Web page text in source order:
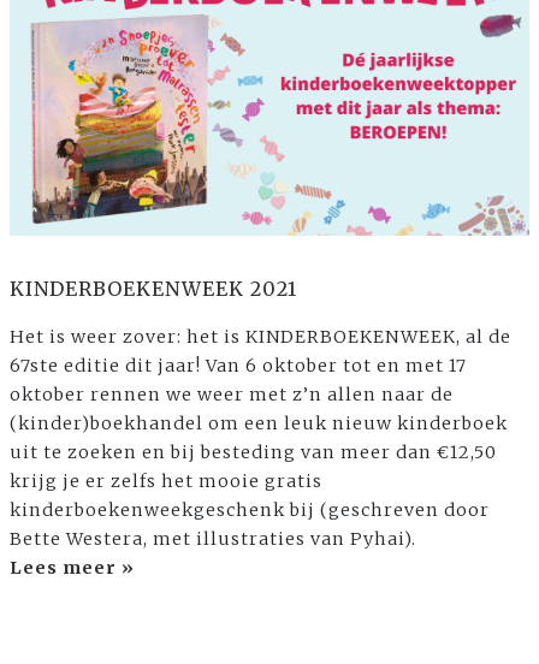
KINDERBOEKENWEEK 2021
Het is weer zover: het is KINDERBOEKENWEEK, al de
67ste editie dit jaar! Van 6 oktober tot en met 17
oktober rennen we weer met z’n allen naar de
(kinder)boekhandel om een leuk nieuw kinderboek
uit te zoeken en bij besteding van meer dan €12,50
krijg je er zelfs het mooie gratis
kinderboekenweekgeschenk bij (geschreven door
Bette Westera, met illustraties van Pyhai).
Lees meer »